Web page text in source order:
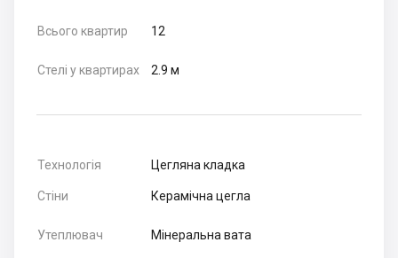
Всього квартир 12
Стелі у квартирах 2.9 м
Технологія Цегляна кладка
Стіни Керамічна цегла
Утеплювач Мінеральна вата